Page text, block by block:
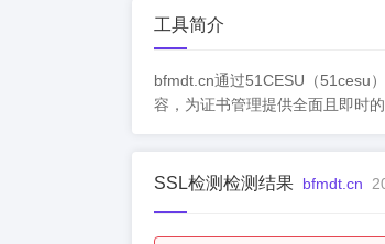
工具简介
bfmdt.cn通过51CESU（51cesu
容，为证书管理提供全面且即时的
SSL检测检测结果 bfmdt.cn